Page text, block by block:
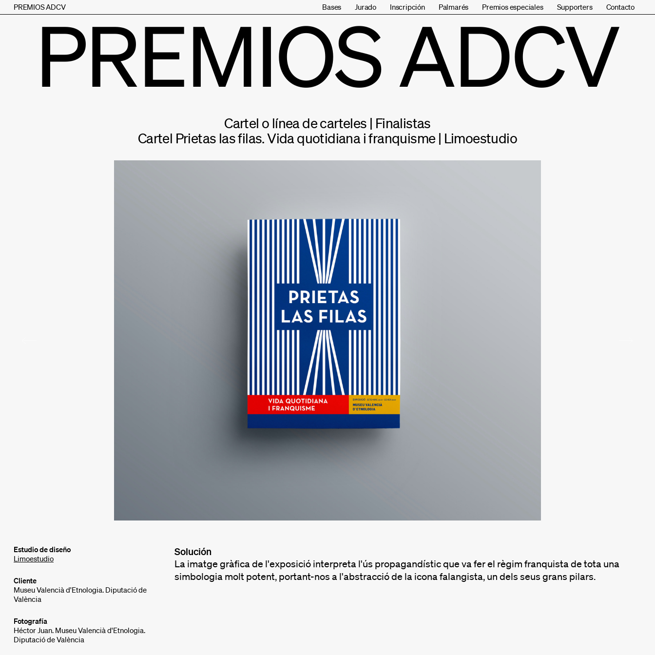
PREMIOS ADCV Bases Jurado Inscripción Palmarés Premios especiales Supporters Contacto
PREMIOS ADCV
Cartel o línea de carteles | Finalistas
Cartel Prietas las filas. Vida quotidiana i franquisme | Limoestudio
Estudio de diseño
Limoestudio
Cliente
Museu Valencià d'Etnologia. Diputació de
València
Fotografía
Héctor Juan. Museu Valencià d'Etnologia.
Diputació de València
Solución
La imatge gràfica de l'exposició interpreta l'ús propagandístic que va fer el règim franquista de tota una
simbologia molt potent, portant-nos a l'abstracció de la icona falangista, un dels seus grans pilars.